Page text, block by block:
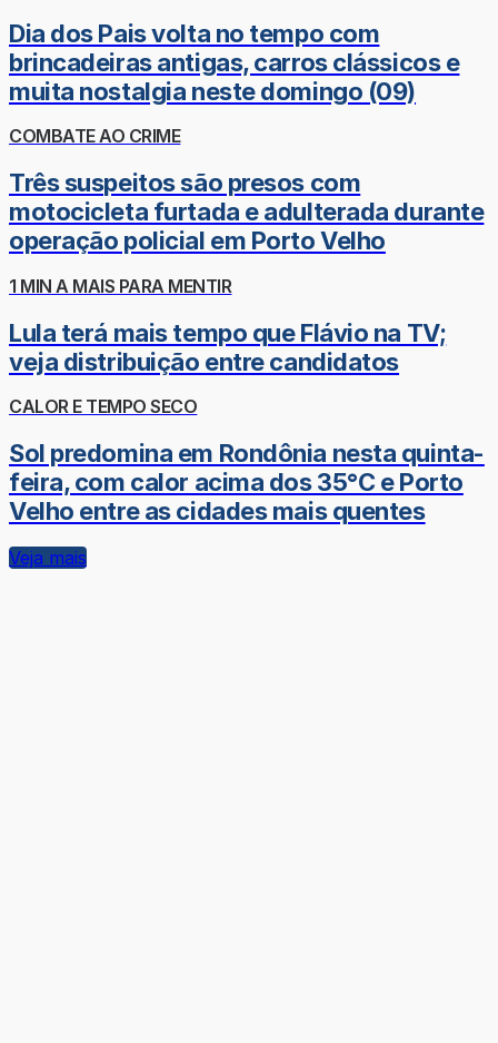
Dia dos Pais volta no tempo com
brincadeiras antigas, carros clássicos e
muita nostalgia neste domingo (09)
COMBATE AO CRIME
Três suspeitos são presos com
motocicleta furtada e adulterada durante
operação policial em Porto Velho
1 MIN A MAIS PARA MENTIR
Lula terá mais tempo que Flávio na TV;
veja distribuição entre candidatos
CALOR E TEMPO SECO
Sol predomina em Rondônia nesta quinta-
feira, com calor acima dos 35°C e Porto
Velho entre as cidades mais quentes
Veja mais